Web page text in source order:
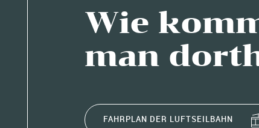
Wie
man
FAHRPLAN DER LUFTSEILBAHN